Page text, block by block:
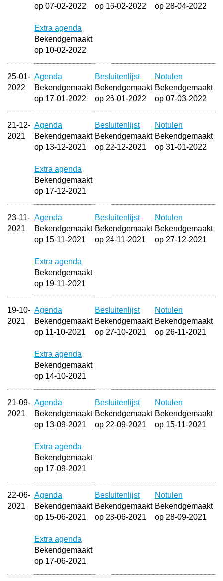
op 07-02-2022
Extra agenda
Bekendgemaakt
op 10-02-2022
op 16-02-2022
op 28-04-2022
25-01-
2022
Agenda
Bekendgemaakt
op 17-01-2022
Besluitenlijst
Bekendgemaakt
op 26-01-2022
Notulen
Bekendgemaakt
op 07-03-2022
21-12-
2021
Agenda
Bekendgemaakt
op 13-12-2021
Extra agenda
Bekendgemaakt
op 17-12-2021
Besluitenlijst
Bekendgemaakt
op 22-12-2021
Notulen
Bekendgemaakt
op 31-01-2022
23-11-
2021
Agenda
Bekendgemaakt
op 15-11-2021
Extra agenda
Bekendgemaakt
op 19-11-2021
Besluitenlijst
Bekendgemaakt
op 24-11-2021
Notulen
Bekendgemaakt
op 27-12-2021
19-10-
2021
Agenda
Bekendgemaakt
op 11-10-2021
Extra agenda
Bekendgemaakt
op 14-10-2021
Besluitenlijst
Bekendgemaakt
op 27-10-2021
Notulen
Bekendgemaakt
op 26-11-2021
21-09-
2021
Agenda
Bekendgemaakt
op 13-09-2021
Extra agenda
Bekendgemaakt
op 17-09-2021
Besluitenlijst
Bekendgemaakt
op 22-09-2021
Notulen
Bekendgemaakt
op 15-11-2021
22-06-
2021
Agenda
Bekendgemaakt
op 15-06-2021
Extra agenda
Bekendgemaakt
op 17-06-2021
Besluitenlijst
Bekendgemaakt
op 23-06-2021
Notulen
Bekendgemaakt
op 28-09-2021